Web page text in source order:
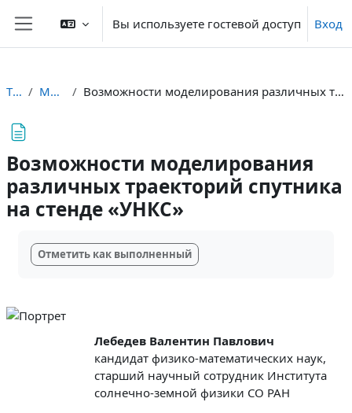
Перейти к основному содержанию
Боковая панель
Вы используете гостевой доступ Вход
ТБС+ Модуль 1 Возможности моделирования различных траекторий спутника на стенде «УНКС»
Возможности моделирования
различных траекторий спутника
на стенде «УНКС»
Отметить как выполненный
Лебедев Валентин Павлович
кандидат физико-математических наук,
старший научный сотрудник Института
солнечно-земной физики СО РАН